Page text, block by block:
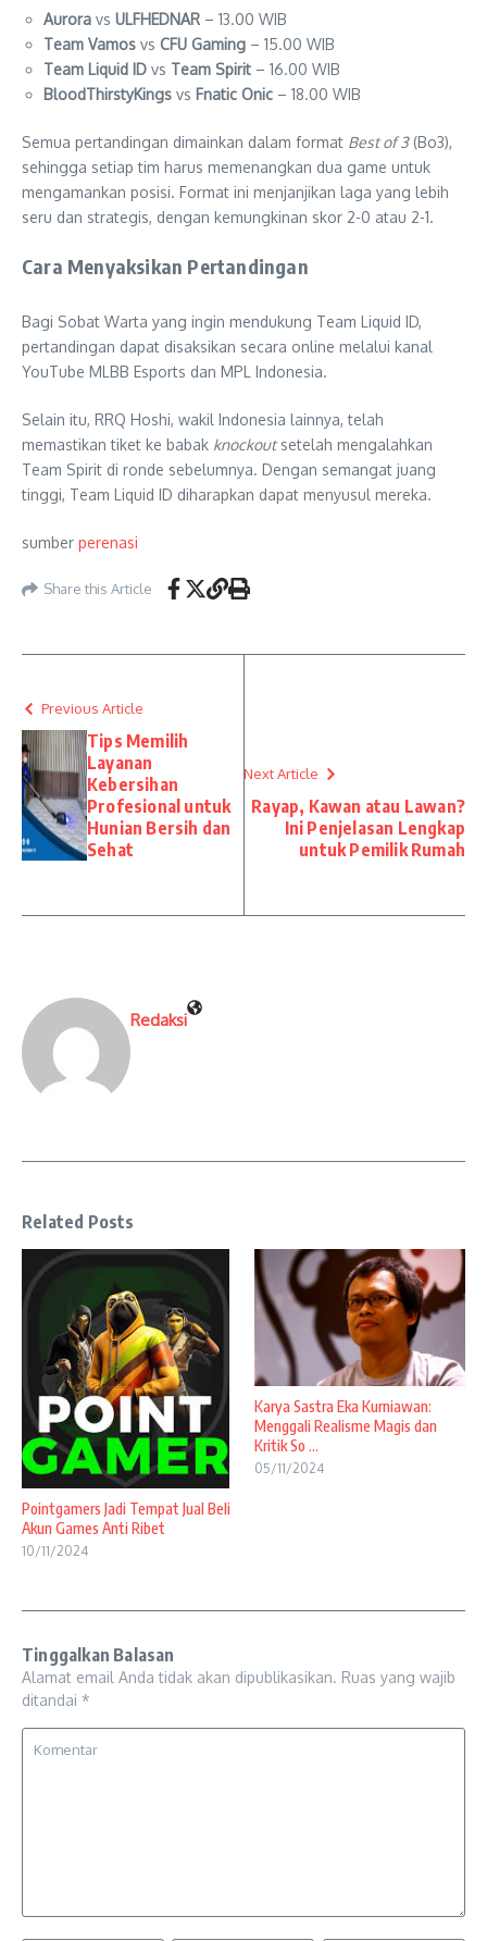
Aurora vs ULFHEDNAR – 13.00 WIB
Team Vamos vs CFU Gaming – 15.00 WIB
Team Liquid ID vs Team Spirit – 16.00 WIB
BloodThirstyKings vs Fnatic Onic – 18.00 WIB
Semua pertandingan dimainkan dalam format Best of 3(Bo3),
sehingga setiap tim harus memenangkan dua game untuk
mengamankan posisi. Format ini menjanjikan laga yang lebih
seru dan strategis, dengan kemungkinan skor 2-0 atau 2-1.
Cara Menyaksikan Pertandingan
Bagi Sobat Warta yang ingin mendukung Team Liquid ID,
pertandingan dapat disaksikan secara online melalui kanal
YouTube MLBB Esports dan MPL Indonesia.
Selain itu, RRQ Hoshi, wakil Indonesia lainnya, telah
memastikan tiket ke babak knockoutsetelah mengalahkan
Team Spirit di ronde sebelumnya. Dengan semangat juang
tinggi, Team Liquid ID diharapkan dapat menyusul mereka.
sumber perenasi
Share this Article
Previous Article
Tips Memilih
Layanan
Kebersihan
Profesional untuk
Hunian Bersih dan
Sehat
Next Article
Rayap, Kawan atau Lawan?
Ini Penjelasan Lengkap
untuk Pemilik Rumah
Redaksi
Related Posts
Pointgamers Jadi Tempat Jual Beli
Akun Games Anti Ribet
10/11/2024
Karya Sastra Eka Kurniawan:
Menggali Realisme Magis dan
Kritik So ...
05/11/2024
Tinggalkan Balasan
Alamat email Anda tidak akan dipublikasikan. Ruas yang wajib
ditandai *